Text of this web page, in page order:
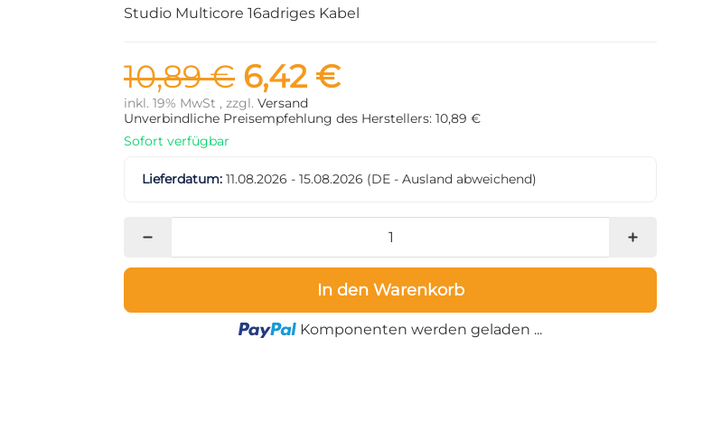
Studio Multicore 16adriges Kabel
10,89 € 6,42 €
inkl. 19% MwSt , zzgl. Versand
Unverbindliche Preisempfehlung des Herstellers: 10,89 €
Sofort verfügbar
Lieferdatum: 11.08.2026 - 15.08.2026 (DE - Ausland abweichend)
In den Warenkorb
Loading...
Komponenten werden geladen ...